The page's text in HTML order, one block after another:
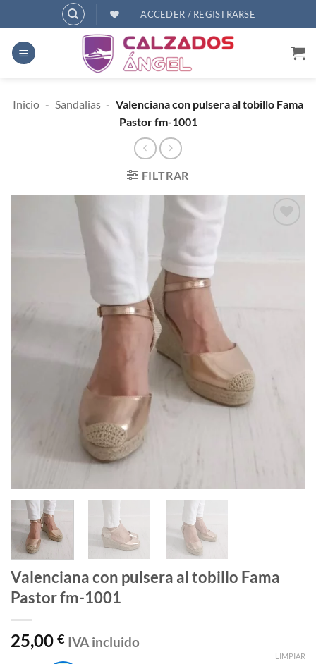
al
contenido
ACCEDER / REGISTRARSE
Inicio - Sandalias - Valenciana con pulsera al tobillo Fama
Pastor fm-1001
FILTRAR
Valenciana con pulsera al tobillo Fama
Pastor fm-1001
25,00 € IVA incluido
LIMPIAR